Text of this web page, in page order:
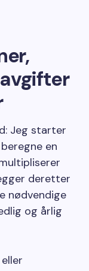
Jeg starter
en
deretter
nødvendige
og årlig